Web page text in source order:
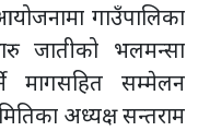
गाउँपालिका
जातीको भलमन्सा
मागसहित सम्मेलन
अध्यक्ष सन्तराम